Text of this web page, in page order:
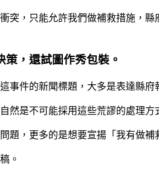
突，只能允許我們做補救措施，
策，還試圖作秀包裝。
事件的新聞標題，大多是表達縣
然是不可能採用這些荒謬的處理
題，更多的是想要宣揚「我有做補
。